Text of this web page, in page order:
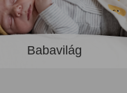
Babavilág